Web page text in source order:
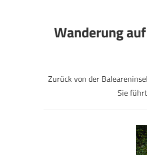
Wanderung
Zurück von der
Sie